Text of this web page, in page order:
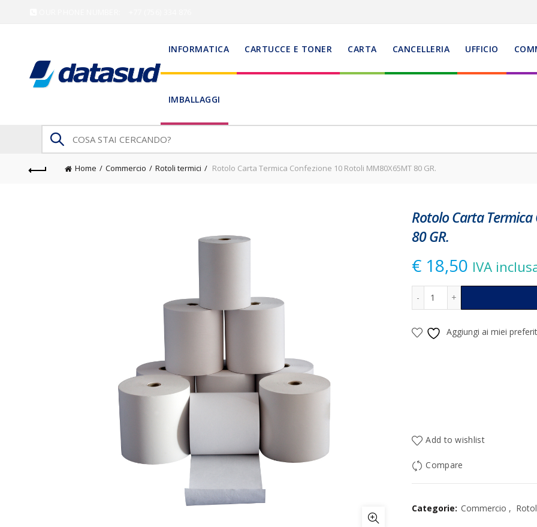
INFORMATICA CARTUCCE E TONER CARTA CANCELLERIA UFFICIO
IMBALLAGGI
Search
for:
Home Commercio Rotoli termici Rotolo Carta Termica Confezione 10 Rotoli MM80X65MT 80 GR.
Rotolo Carta
80 GR.
€ 18,50 IVA
Rotolo Carta Termica
Alternative:
Aggiungi ai miei
Add to wishlist
Compare
Categorie: Commercio ,